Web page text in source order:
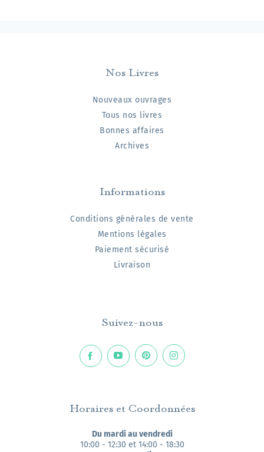
Nos Livres
Nouveaux ouvrages
Tous nos livres
Bonnes affaires
Archives
Informations
Conditions générales de vente
Mentions légales
Paiement sécurisé
Livraison
Suivez-nous
Horaires et Coordonnées
Du mardi au vendredi
10:00 - 12:30 et 14:00 - 18:30